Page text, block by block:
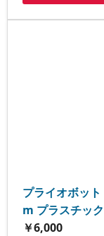
プライオボッ
m プラスチッ
￥6,000